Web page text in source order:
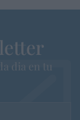
dia en tu